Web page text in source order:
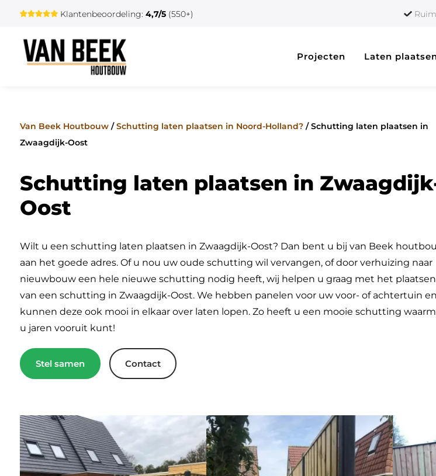
Klantenbeoordeling: 4,7/5 (550+)
Projecten Laten
Van Beek Houtbouw/Schutting laten plaatsen in Noord-Holland?/Schutting laten plaatsen in
Zwaagdijk-Oost
Schutting laten plaatsen in
Oost
Wilt u een schutting laten plaatsen in Zwaagdijk-Oost? Dan bent u bij van Beek
aan het goede adres. Of u nou uw oude schutting wil vervangen, of door verhuizing naar
nieuwbouw een hele nieuwe schutting nodig heeft, wij helpen u graag met het plaatsen
van een schutting in Zwaagdijk-Oost. We hebben panelen voor uw voor- of achtertuin en
kunnen deze ook mooi in elkaar over laten lopen. Zo heeft u een mooie schutting
u jaren vooruit kunt!
Stel samen Contact